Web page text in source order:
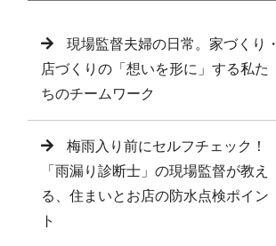
現場監督夫婦の日常。家づくり・
店づくりの「想いを形に」する私た
ちのチームワーク
梅雨入り前にセルフチェック！
「雨漏り診断士」の現場監督が教え
る、住まいとお店の防水点検ポイン
ト